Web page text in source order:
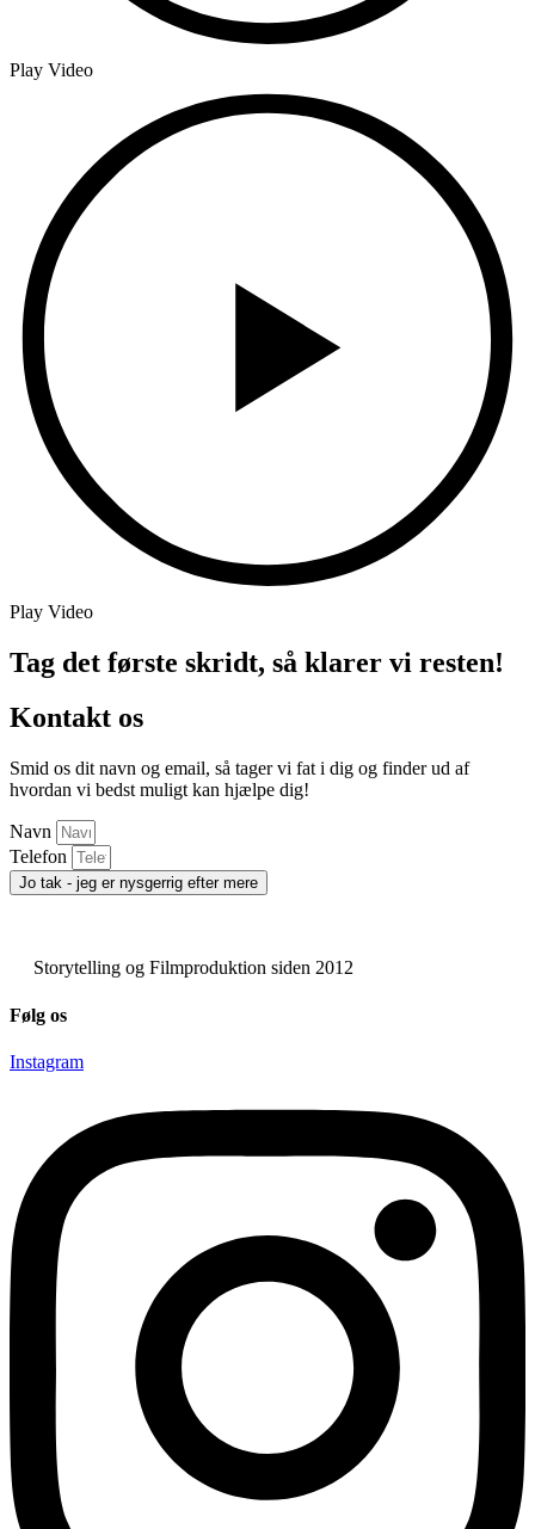
Play Video
Play Video
Tag det første skridt, så klarer vi resten!
Kontakt os
Smid os dit navn og email, så tager vi fat i dig og finder ud af
hvordan vi bedst muligt kan hjælpe dig!
Navn
Telefon
Jo tak - jeg er nysgerrig efter mere
Storytelling og Filmproduktion siden 2012
Følg os
Instagram